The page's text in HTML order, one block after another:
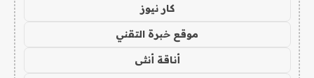
كار نيوز
موقع خبرة التقني
أناقة أنثى